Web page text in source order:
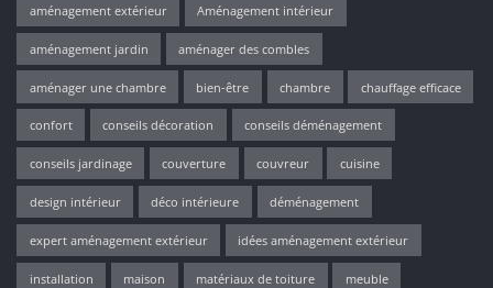
aménagement extérieur Aménagement intérieur
aménagement jardin aménager des combles
aménager une chambre bien-être chambre chauffage efficace
confort conseils décoration conseils déménagement
conseils jardinage couverture couvreur cuisine
design intérieur déco intérieure déménagement
expert aménagement extérieur idées aménagement extérieur
installation maison matériaux de toiture meuble